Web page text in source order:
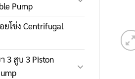
Pump
ยโข่ง Centrifugal
3 สูบ 3 Piston